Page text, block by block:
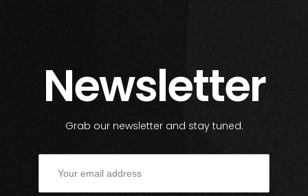
Newsletter
Grab our newsletter and stay tuned.